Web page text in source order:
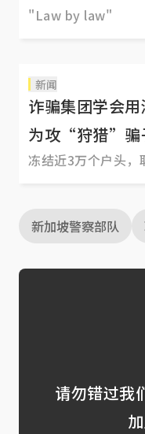
"Law by law"
新闻
诈骗集团学会
为攻“狩猎”骗
冻结近3万个户头，
新加坡警察部队
请勿错过我